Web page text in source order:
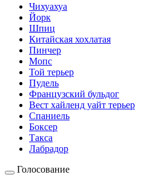
Чихуахуа
Йорк
Шпиц
Китайская хохлатая
Пинчер
Мопс
Той терьер
Пудель
Французский бульдог
Вест хайленд уайт терьер
Спаниель
Боксер
Такса
Лабрадор
Голосование